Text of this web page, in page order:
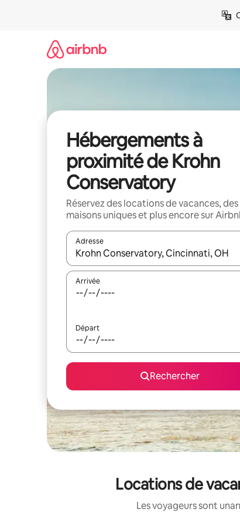
Hébergements à
proximité de Krohn
Conservatory
Réservez des locations de vacances, des
maisons uniques et plus encore sur
Adresse
Lorsque les résultats s'affichent, utilisez
Arrivée
Départ
Rechercher
Locations de
Les voyageurs sont